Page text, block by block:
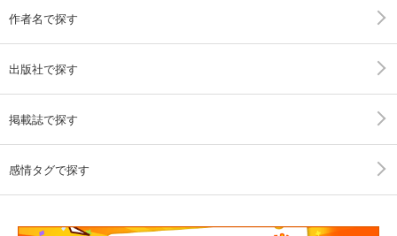
作者名で探す
出版社で探す
掲載誌で探す
感情タグで探す